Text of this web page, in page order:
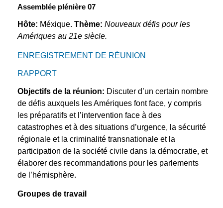
Assemblée plénière 07
Hôte: Méxique. Thème: Nouveaux défis pour les
Amériques au 21e siècle.
ENREGISTREMENT DE RÉUNION
RAPPORT
Objectifs de la réunion: Discuter d’un certain nombre
de défis auxquels les Amériques font face, y compris
les préparatifs et l’intervention face à des
catastrophes et à des situations d’urgence, la sécurité
régionale et la criminalité transnationale et la
participation de la société civile dans la démocratie, et
élaborer des recommandations pour les parlements
de l’hémisphère.
Groupes de travail